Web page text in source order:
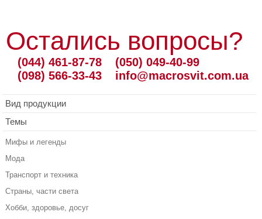
Остались вопросы?
(044) 461-87-78
(098) 566-33-43
(050) 049-40-99
info@macrosvit.com.ua
Вид продукции
Темы
Мифы и легенды
Мода
Транспорт и техника
Страны, части света
Хобби, здоровье, досуг